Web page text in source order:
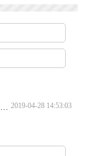
2019-04-28 14:53:03